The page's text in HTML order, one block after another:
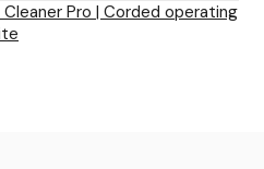
Pro | Corded operating